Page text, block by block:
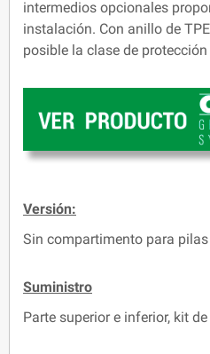
intermedios opcionales
instalación. Con anillo de
posible la clase de protección
Versión:
Sin compartimento para pilas
Suministro
Parte superior e inferior, kit